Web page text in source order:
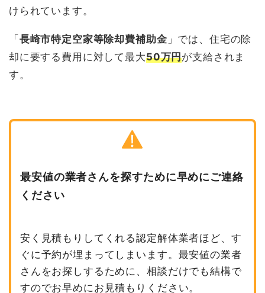
けられています。
「 長崎市特定空家等除却費補助金 」では、住宅の除
却に要する費用に対して最大50万円が支給されま
す。
最安値の業者さんを探すために早めにご連絡
ください
安く見積もりしてくれる認定解体業者ほど、す
ぐに予約が埋まってしまいます。最安値の業者
さんをお探しするために、相談だけでも結構で
すのでお早めにお見積もりください。